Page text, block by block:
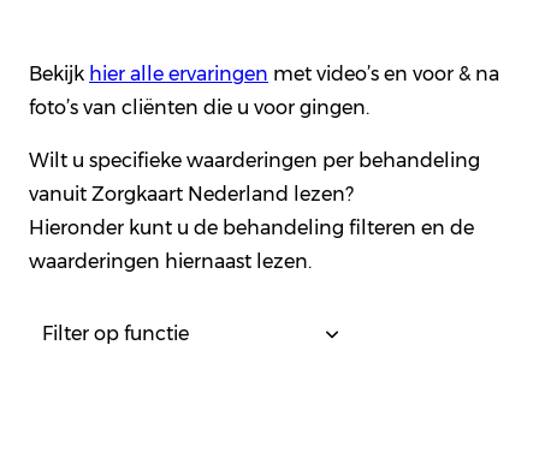
Bekijk hier alle ervaringen met video’s en voor & na
foto’s van cliënten die u voor gingen.
Wilt u specifieke waarderingen per behandeling
vanuit Zorgkaart Nederland lezen?
Hieronder kunt u de behandeling filteren en de
waarderingen hiernaast lezen.